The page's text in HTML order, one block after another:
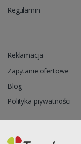
Regulamin
Reklamacja
Zapytanie ofertowe
Blog
Polityka prywatności
Oprogramowanie